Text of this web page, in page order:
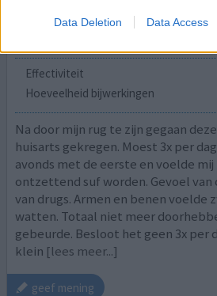
Data Deletion Data Access
tramadol (50mg)
Effectiviteit
Hoeveelheid bijwerkingen
Na door mijn rug te zijn gegaan
huisarts gekregen. Moest 3x per
avonds met de eerste en voelde mij
ontzettend suf worden. Gevoel
van drugs. Armen en benen voelde
watten. Totaal niet meer
gebeurde. Besloot het geen 3x per
klein [lees meer...]
geef mening